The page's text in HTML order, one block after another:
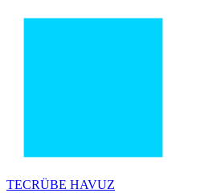
TECRÜBE HAVUZ